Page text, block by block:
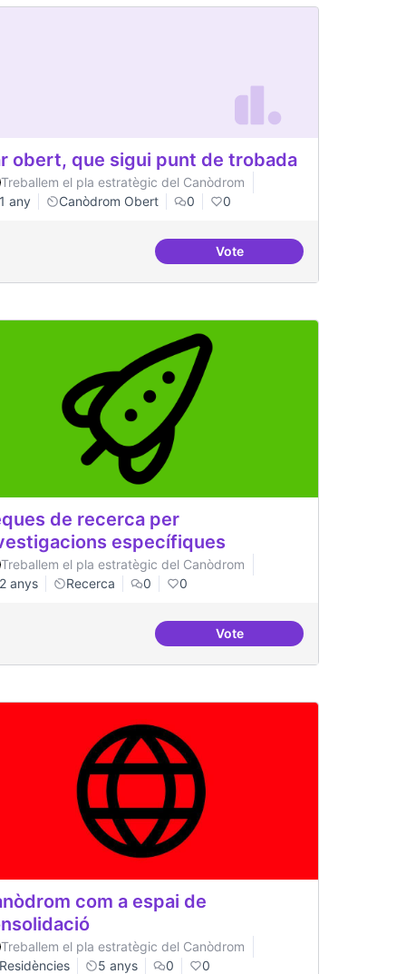
obert, que sigui punt de trobada
Treballem el pla estratègic del Canòdrom
1 any
Canòdrom Obert 0 0
VoteBar obert, que sigui punt de
de recerca per
específiques
Treballem el pla estratègic del Canòdrom
2 anys
Recerca 0 0
VoteBeques de recerca per
com a espai de
Treballem el pla estratègic del Canòdrom
Residències
5 anys 0 0